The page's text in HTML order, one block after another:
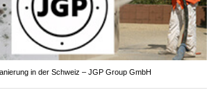
in der Schweiz – JGP Group GmbH